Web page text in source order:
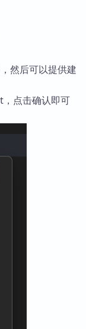
然后可以提供建
点击确认即可